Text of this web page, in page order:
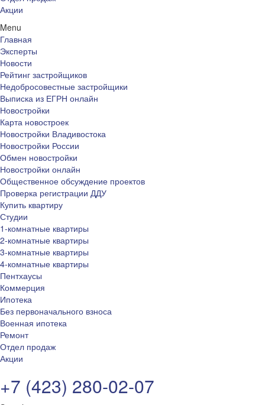
Акции
Menu
Главная
Эксперты
Новости
Рейтинг застройщиков
Недобросовестные застройщики
Выписка из ЕГРН онлайн
Новостройки
Карта новостроек
Новостройки Владивостока
Новостройки России
Обмен новостройки
Новостройки онлайн
Общественное обсуждение проектов
Проверка регистрации ДДУ
Купить квартиру
Студии
1-комнатные квартиры
2-комнатные квартиры
3-комнатные квартиры
4-комнатные квартиры
Пентхаусы
Коммерция
Ипотека
Без первоначального взноса
Военная ипотека
Ремонт
Отдел продаж
Акции
+7 (423) 280-02-07